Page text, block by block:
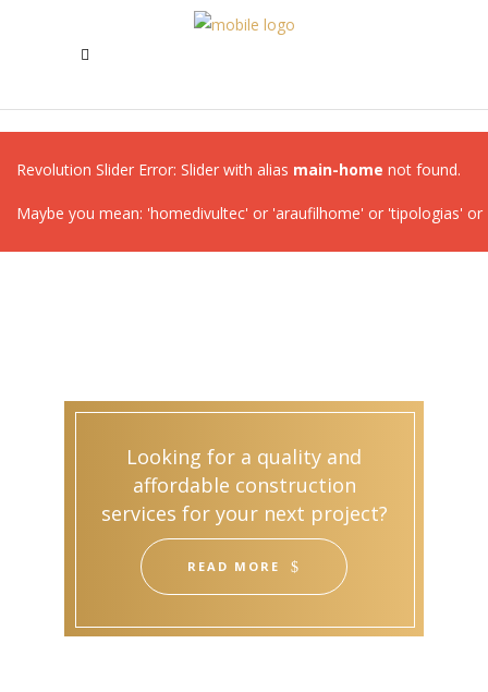
Revolution Slider Error: Slider with alias main-home not found.
Maybe you mean: 'homedivultec' or 'araufilhome' or 'tipologias'
Looking for a quality and
affordable construction
services for your next project?
READ MORE